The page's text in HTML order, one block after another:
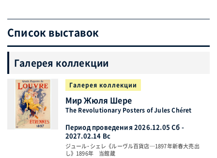
Список выставок
Галерея коллекции
Галерея коллекции
Мир Жюля Шере
The Revolutionary Posters of Jules Chéret
Период проведения 2026.12.05 Сб -
2027.02.14 Вс
ジュール･シェレ《ルーヴル百貨店─1897年新春大売出
し》1896年 当館蔵